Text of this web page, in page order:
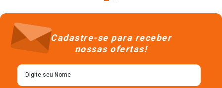
Cadastre-se para receber
nossas ofertas!